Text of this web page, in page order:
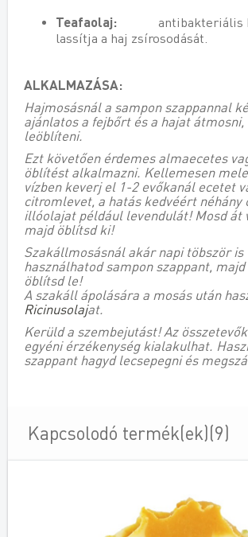
Teafaolaj:
antibakteriális
lassítja a haj zsírosodását.
ALKALMAZÁSA:
Hajmosásnál a sampon szappannal
ajánlatos a fejbőrt és a hajat
leöblíteni.
Ezt követően érdemes almaecetes
öblítést alkalmazni. Kellemesen
vízben keverj el 1-2 evőkanál ecetet
citromlevet, a hatás kedvéért néhány
illóolajat például levendulát! Mosd át
majd öblítsd ki!
Szakállmosásnál akár napi töbször is
használhatod sampon szappant,
öblítsd le!
A szakáll ápolására a mosás után
Ricinusolajat.
Kerüld a szembejutást! Az
egyéni érzékenység kialakulhat.
szappant hagyd lecsepegni és
Kapcsolodó termék(ek)(9)